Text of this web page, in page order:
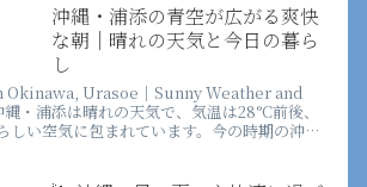
沖縄・浦添の青空が広がる爽快
な朝｜晴れの天気と今日の暮ら
し
Urasoe｜Sunny Weather and
・浦添は晴れの天気で、気温は28°C前後、
しい空気に包まれています。今の時期の沖縄